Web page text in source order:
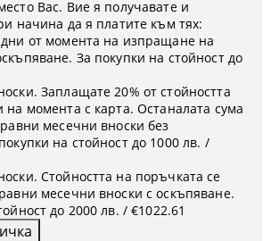
Вас. Вие я получавате и
начина да я платите към тях:
от момента на изпращане на
За покупки на стойност до
Заплащате 20% от стойността
на момента с карта. Останалата сума
месечни вноски без
на стойност до 1000 лв. /
Стойността на поръчката се
месечни вноски с оскъпяване.
до 2000 лв. / €1022.61